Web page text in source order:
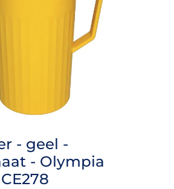
- geel -
- Olympia